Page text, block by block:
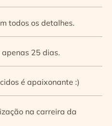
todos os detalhes.
apenas 25 dias.
é apaixonante :)
na carreira da